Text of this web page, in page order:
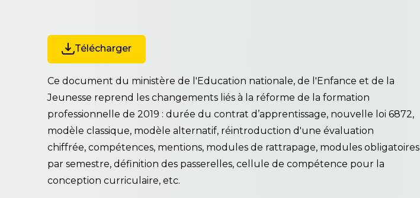
Télécharger
Ce document du ministère de l'Education nationale, de l'Enfance et de la
Jeunesse reprend les changements liés à la réforme de la formation
professionnelle de 2019 : durée du contrat d’apprentissage, nouvelle loi 6872,
modèle classique, modèle alternatif, réintroduction d'une évaluation
chiffrée, compétences, mentions, modules de rattrapage, modules obligatoires
par semestre, définition des passerelles, cellule de compétence pour la
conception curriculaire, etc.